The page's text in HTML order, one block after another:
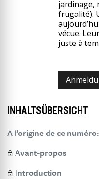
jardinage,
frugalité).
vécue.
juste à
INHALTSÜBERSICHT
A l’origine de ce
Avant-propos
Introduction